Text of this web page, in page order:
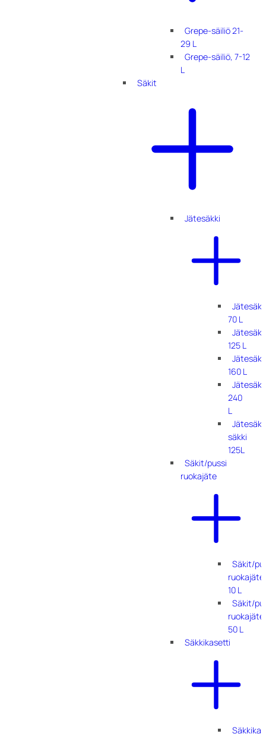
Grepe-säiliö 21-
29 L
Grepe-säiliö, 7-12
L
Säkit
Jätesäkki
70 L
125 L
160 L
240
L
säkki
125L
Säkit/pussi
ruokajäte
Säkit/
ruokajäte
10 L
Säkit/
ruokajäte
50 L
Säkkikasetti